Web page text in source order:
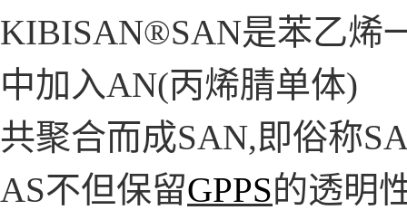
KIBISAN®SAN是苯乙烯
中加入AN(丙烯腈单体)
共聚合而成SAN,即俗称
AS不但保留GPPS的透明